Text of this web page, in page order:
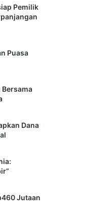
Pemilik
Puasa
Dana
Jutaan